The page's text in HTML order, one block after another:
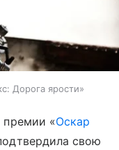
Дорога ярости»
премии «Оскар
свою